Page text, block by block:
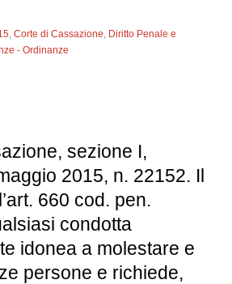
,Corte di Cassazione, Diritto Penale e
- Ordinanze
sezione I,
2015, n. 22152. Il
660 cod. pen.
condotta
idonea a molestare e
persone e richiede,